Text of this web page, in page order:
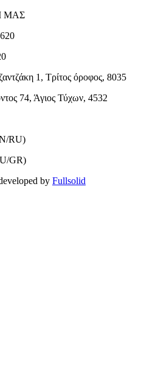
ΜΑΣ
1, Τρίτος όροφος, 8035
74, Άγιος Τύχων, 4532
RU)
GR)
by Fullsolid